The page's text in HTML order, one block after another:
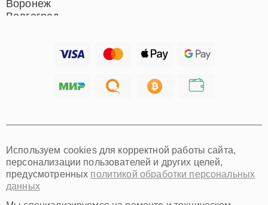
Воронеж
Волгоград
Хабаровск
Омск
Красноярск
Пермь
Ульяновск
Используем cookies для корректной работы сайта,
персонализации пользователей и других целей,
предусмотренных политикой обработки персональных
данных